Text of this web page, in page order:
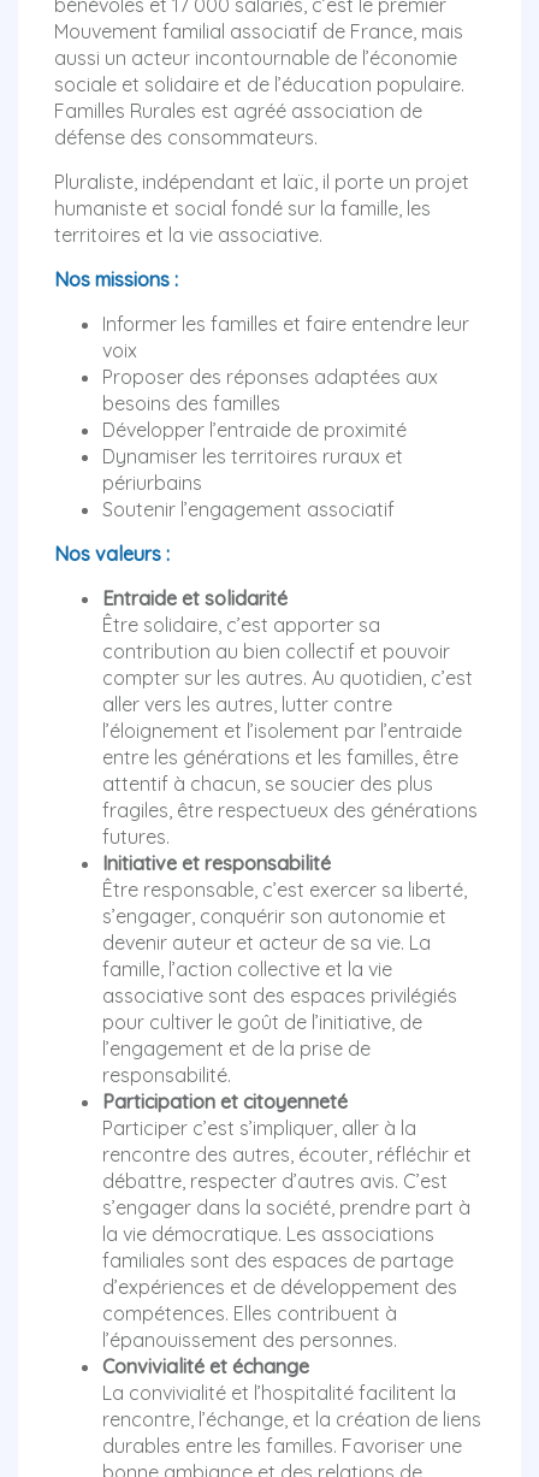
bénévoles et 17 000 salariés, c’est le premier
Mouvement familial associatif de France, mais
aussi un acteur incontournable de l’économie
sociale et solidaire et de l’éducation populaire.
Familles Rurales est agréé association de
défense des consommateurs.
Pluraliste, indépendant et laïc, il porte un projet
humaniste et social fondé sur la famille, les
territoires et la vie associative.
Nos missions :
Informer les familles et faire entendre leur
voix
Proposer des réponses adaptées aux
besoins des familles
Développer l’entraide de proximité
Dynamiser les territoires ruraux et
périurbains
Soutenir l’engagement associatif
Nos valeurs :
Entraide et solidarité
Être solidaire, c’est apporter sa
contribution au bien collectif et pouvoir
compter sur les autres. Au quotidien, c’est
aller vers les autres, lutter contre
l’éloignement et l’isolement par l’entraide
entre les générations et les familles, être
attentif à chacun, se soucier des plus
fragiles, être respectueux des générations
futures.
Initiative et responsabilité
Être responsable, c’est exercer sa liberté,
s’engager, conquérir son autonomie et
devenir auteur et acteur de sa vie. La
famille, l’action collective et la vie
associative sont des espaces privilégiés
pour cultiver le goût de l’initiative, de
l’engagement et de la prise de
responsabilité.
Participation et citoyenneté
Participer c’est s’impliquer, aller à la
rencontre des autres, écouter, réfléchir et
débattre, respecter d’autres avis. C’est
s’engager dans la société, prendre part à
la vie démocratique. Les associations
familiales sont des espaces de partage
d’expériences et de développement des
compétences. Elles contribuent à
l’épanouissement des personnes.
Convivialité et échange
La convivialité et l’hospitalité facilitent la
rencontre, l’échange, et la création de liens
durables entre les familles. Favoriser une
bonne ambiance et des relations de